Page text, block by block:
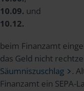
10.09. und
10.12.
beim Finanzamt
das Geld nicht
Säumniszuschlag
.
Finanzamt ein SEPA-